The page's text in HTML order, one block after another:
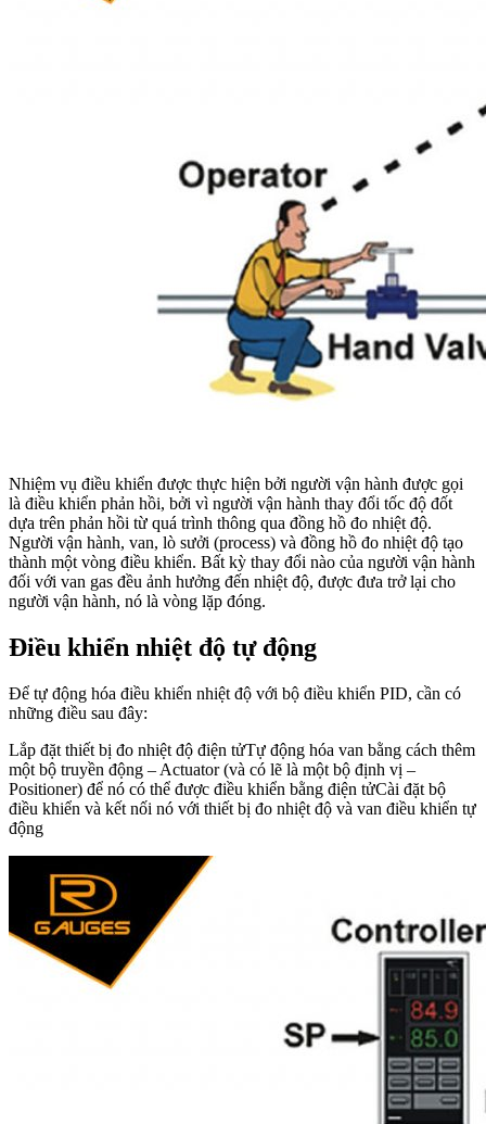
Nhiệm vụ điều khiển được thực hiện bởi người vận hành được gọi
là điều khiển phản hồi, bởi vì người vận hành thay đổi tốc độ đốt
dựa trên phản hồi từ quá trình thông qua đồng hồ đo nhiệt độ.
Người vận hành, van, lò sưởi (process) và đồng hồ đo nhiệt độ tạo
thành một vòng điều khiển. Bất kỳ thay đổi nào của người vận hành
đối với van gas đều ảnh hưởng đến nhiệt độ, được đưa trở lại cho
người vận hành, nó là vòng lặp đóng.
Điều khiển nhiệt độ tự động
Để tự động hóa điều khiển nhiệt độ với bộ điều khiển PID, cần có
những điều sau đây:
Lắp đặt thiết bị đo nhiệt độ điện tửTự động hóa van bằng cách thêm
một bộ truyền động – Actuator (và có lẽ là một bộ định vị –
Positioner) để nó có thể được điều khiển bằng điện tửCài đặt bộ
điều khiển và kết nối nó với thiết bị đo nhiệt độ và van điều khiển tự
động